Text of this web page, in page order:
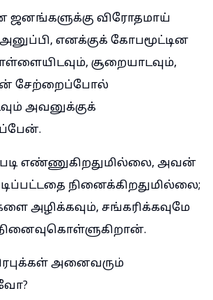
ஜனங்களுக்கு விரோதமாய்
எனக்குக் கோபமூட்டின
சூறையாடவும்,
சேற்றைப்போல்
அவனுக்குக்
எண்ணுகிறதுமில்லை, அவன்
நினைக்கிறதுமில்லை;
அழிக்கவும், சங்கரிக்கவுமே
அனைவரும்